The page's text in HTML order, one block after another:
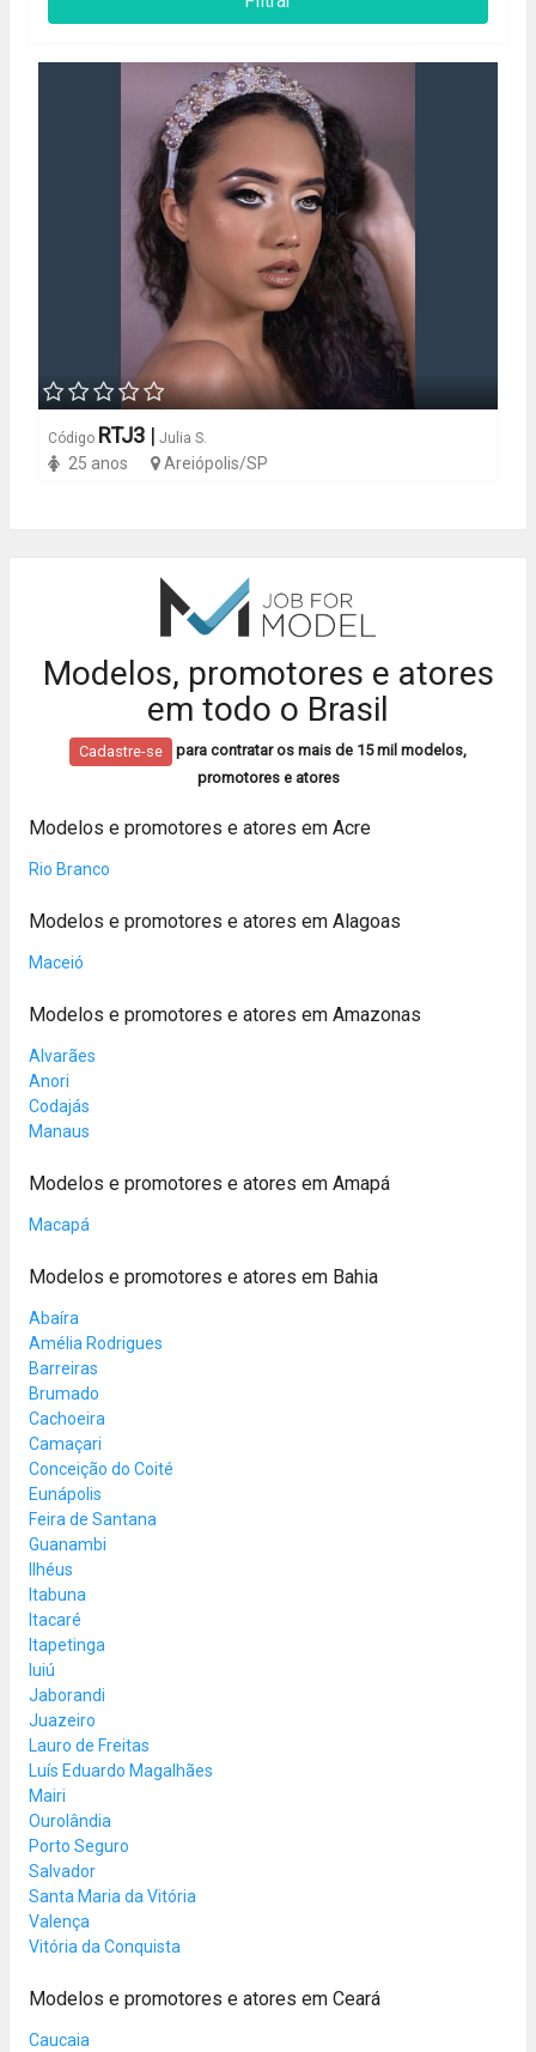
Código RTJ3 | Julia S.
25 anos Areiópolis/SP
Modelos, promotores e atores
em todo o Brasil
Cadastre-se
para contratar os mais de 15 mil modelos,
promotores e atores
Modelos e promotores e atores em Acre
Rio Branco
Modelos e promotores e atores em Alagoas
Maceió
Modelos e promotores e atores em Amazonas
Alvarães
Anori
Codajás
Manaus
Modelos e promotores e atores em Amapá
Macapá
Modelos e promotores e atores em Bahia
Abaíra
Amélia Rodrigues
Barreiras
Brumado
Cachoeira
Camaçari
Conceição do Coité
Eunápolis
Feira de Santana
Guanambi
Ilhéus
Itabuna
Itacaré
Itapetinga
Iuiú
Jaborandi
Juazeiro
Lauro de Freitas
Luís Eduardo Magalhães
Mairi
Ourolândia
Porto Seguro
Salvador
Santa Maria da Vitória
Valença
Vitória da Conquista
Modelos e promotores e atores em Ceará
Caucaia